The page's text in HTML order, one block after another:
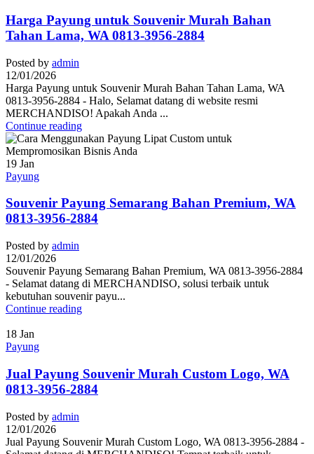
Harga Payung untuk Souvenir Murah Bahan
Tahan Lama, WA 0813-3956-2884
Posted by admin
12/01/2026
Harga Payung untuk Souvenir Murah Bahan Tahan Lama, WA
0813-3956-2884 - Halo, Selamat datang di website resmi
MERCHANDISO! Apakah Anda ...
Continue reading
19 Jan
Payung
Souvenir Payung Semarang Bahan Premium, WA
0813-3956-2884
Posted by admin
12/01/2026
Souvenir Payung Semarang Bahan Premium, WA 0813-3956-2884
- Selamat datang di MERCHANDISO, solusi terbaik untuk
kebutuhan souvenir payu...
Continue reading
18 Jan
Payung
Jual Payung Souvenir Murah Custom Logo, WA
0813-3956-2884
Posted by admin
12/01/2026
Jual Payung Souvenir Murah Custom Logo, WA 0813-3956-2884 -